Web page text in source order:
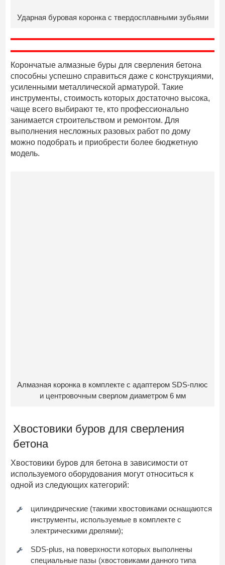
Ударная буровая коронка с твердосплавными зубьями
Корончатые алмазные буры для сверления бетона
способны успешно справиться даже с конструкциями,
усиленными металлической арматурой. Такие
инструменты, стоимость которых достаточно высока,
чаще всего выбирают те, кто профессионально
занимается строительством и ремонтом. Для
выполнения несложных разовых работ по дому
можно подобрать и приобрести более бюджетную
модель.
Алмазная коронка в комплекте с адаптером SDS-плюс
и центровочным сверлом диаметром 6 мм
Хвостовики буров для сверления
бетона
Хвостовики буров для бетона в зависимости от
используемого оборудования могут относиться к
одной из следующих категорий:
цилиндрические (такими хвостовиками оснащаются
инструменты, используемые в комплекте с
электрическими дрелями);
SDS-plus, на поверхности которых выполнены
специальные пазы (хвостовиками данного типа